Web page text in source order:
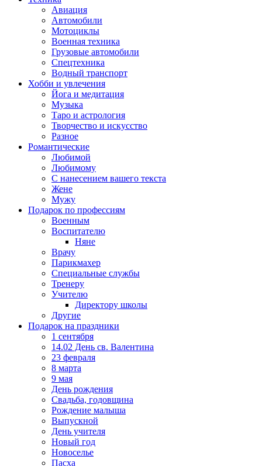
Авиация
Автомобили
Мотоциклы
Военная техника
Грузовые автомобили
Спецтехника
Водный транспорт
Хобби и увлечения
Йога и медитация
Музыка
Таро и астрология
Творчество и искусство
Разное
Романтические
Любимой
Любимому
С нанесением вашего текста
Жене
Мужу
Подарок по профессиям
Военным
Воспитателю
Няне
Врачу
Парикмахер
Специальные службы
Тренеру
Учителю
Директору школы
Другие
Подарок на праздники
1 сентября
14.02 День св. Валентина
23 февраля
8 марта
9 мая
День рождения
Свадьба, годовщина
Рождение малыша
Выпускной
День учителя
Новый год
Новоселье
Пасха